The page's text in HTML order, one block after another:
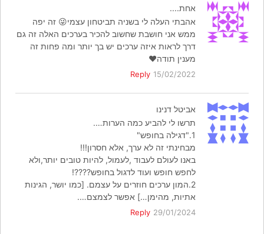
אחת....
אהבתי העלה לי בשניה תביטחון עצמי😜 זה יפה
ממש אני חושבת שחשוב להכיר בערכים האלה זה גם
דרך לראות איזה ערכים יש בך יותר ומה פחות זה
מענין תודה❤
15/02/2022
Reply
אביטל דנינו
תרשו לי להביע כמה הערות….
1."דגילה בחופש"
מבחינתי זה לא ערך, אלא חסרון!!!
באנו לעולם לעבוד ,לעמול, להיות טובים יותר,ולא
לחפש חופש ועוד לדגול בחופש????!
2.המון ערכים חוזרים על עצמם. [כמו יושר, הגינות
אתיות, מהימן…] אפשר לצמצם….
29/01/2024
Reply